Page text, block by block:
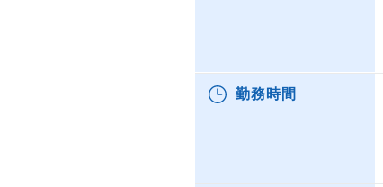
勤務時間